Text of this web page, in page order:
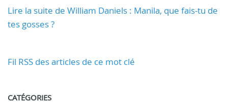
Lire la suite de William Daniels : Manila, que fais-tu de
tes gosses ?
Fil RSS des articles de ce mot clé
CATÉGORIES